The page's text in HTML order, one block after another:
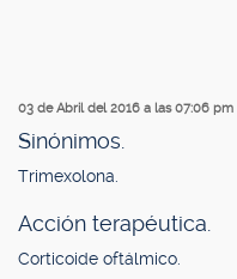
03 de Abril del 2016 a las 07:06 pm
Sinónimos.
Trimexolona.
Acción terapéutica.
Corticoide oftálmico.